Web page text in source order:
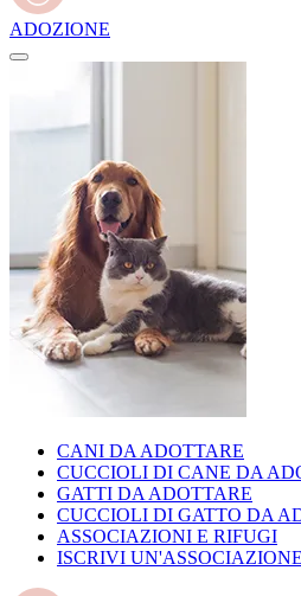
ADOZIONE
CANI DA ADOTTARE
CUCCIOLI DI CANE DA
GATTI DA ADOTTARE
CUCCIOLI DI GATTO DA
ASSOCIAZIONI E RIFUGI
ISCRIVI